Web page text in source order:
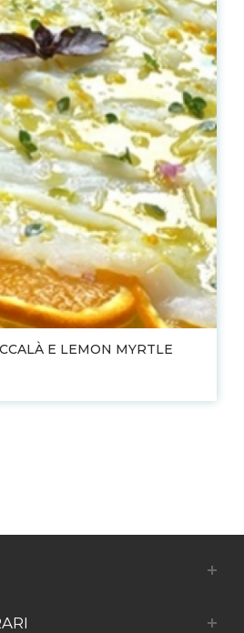
E LEMON MYRTLE